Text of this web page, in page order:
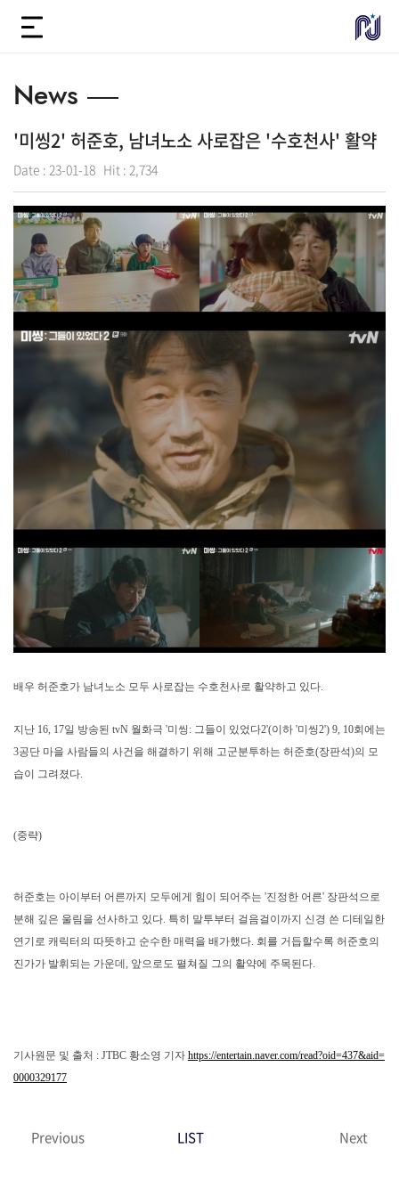
News
'미씽2' 허준호, 남녀노소 사로잡은 '수호천사' 활약
Date : 23-01-18 Hit : 2,734
배우 허준호가 남녀노소 모두 사로잡는 수호천사로 활약하고 있다.
지난 16, 17일 방송된 tvN 월화극 '미씽: 그들이 있었다2'(이하 '미씽2') 9, 10회에는
3공단 마을 사람들의 사건을 해결하기 위해 고군분투하는 허준호(장판석)의 모
습이 그려졌다.
(중략)
허준호는 아이부터 어른까지 모두에게 힘이 되어주는 '진정한 어른' 장판석으로
분해 깊은 울림을 선사하고 있다. 특히 말투부터 걸음걸이까지 신경 쓴 디테일한
연기로 캐릭터의 따뜻하고 순수한 매력을 배가했다. 회를 거듭할수록 허준호의
진가가 발휘되는 가운데, 앞으로도 펼쳐질 그의 활약에 주목된다.
기사원문 및 출처 : JTBC 황소영 기자 https://entertain.naver.com/read?oid=437&aid=
0000329177
Previous LIST Next